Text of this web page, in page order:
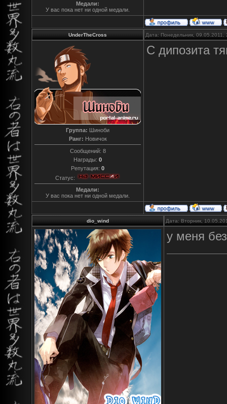
Медали:
У вас пока нет ни одной медали.
UnderTheCross Дата: Понедельник,
Группа: Шиноби
Ранг: Новичок
Сообщений: 8
Награды: 0
Репутация: 0
Статус:
Медали:
У вас пока нет ни одной медали.
С дипозита
dio_wind Дата: Вторник,
у меня